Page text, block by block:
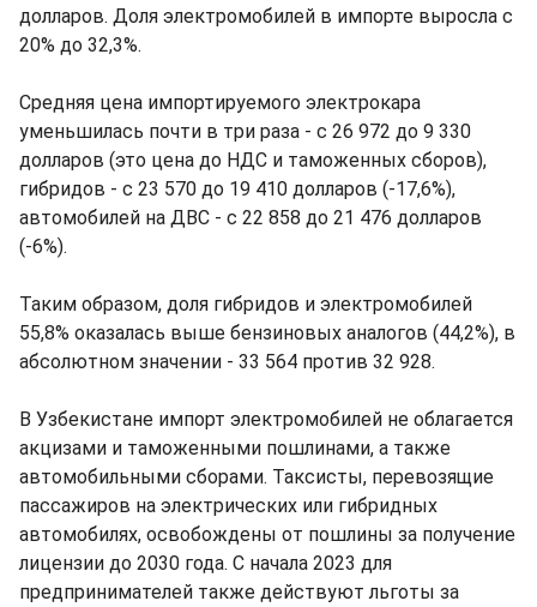
долларов. Доля электромобилей в импорте выросла с
20% до 32,3%.
Средняя цена импортируемого электрокара
уменьшилась почти в три раза - с 26 972 до 9 330
долларов (это цена до НДС и таможенных сборов),
гибридов - с 23 570 до 19 410 долларов (-17,6%),
автомобилей на ДВС - с 22 858 до 21 476 долларов
(-6%).
Таким образом, доля гибридов и электромобилей
55,8% оказалась выше бензиновых аналогов (44,2%), в
абсолютном значении - 33 564 против 32 928.
В Узбекистане импорт электромобилей не облагается
акцизами и таможенными пошлинами, а также
автомобильными сборами. Таксисты, перевозящие
пассажиров на электрических или гибридных
автомобилях, освобождены от пошлины за получение
лицензии до 2030 года. С начала 2023 для
предпринимателей также действуют льготы за